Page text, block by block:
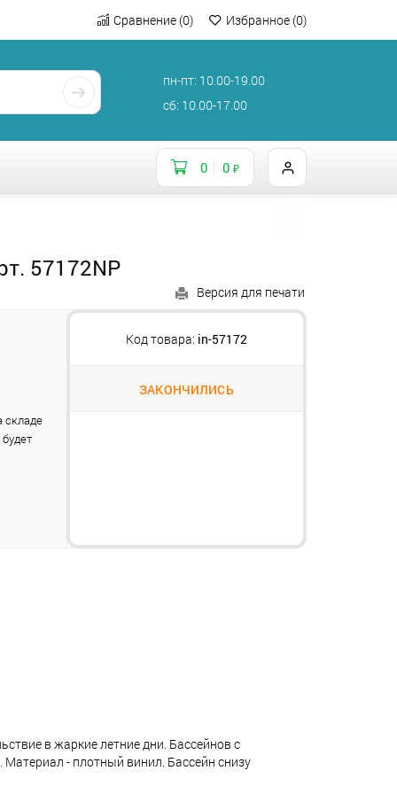
Сравнение (0) Избранное (0)
пн-пт: 10.00-19.00
сб: 10.00-17.00
0 0 ₽
57172NP
Версия для печати
Код товара: in-57172
ЗАКОНЧИЛИСЬ
складе
в жаркие летние дни. Бассейнов с
- плотный винил. Бассейн снизу